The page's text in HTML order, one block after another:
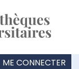
ME CONNECTER